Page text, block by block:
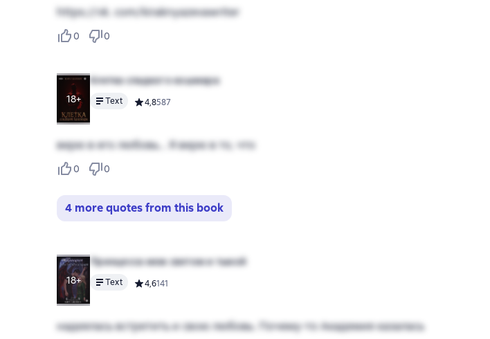
https://vk. com/kiraknyazevawriter
0 0
18+
Клетка сладкого кошмара
Text Средний рейтинг 4,8 на основе 587 оценок
4,8587
верю в его любовь… Я верю в то, что
0 0
4 more quotes from this book
18+
Принцесса меж светом и тьмой
Text Средний рейтинг 4,6 на основе 141 оценок
4,6141
надеялась встретить и свою любовь. Почему-то Академия казалась